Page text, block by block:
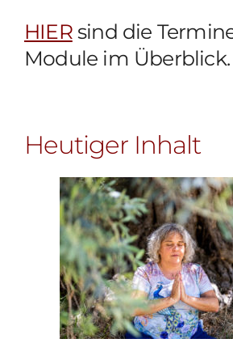
HIERsind die
Module im Überblick.
Heutiger Inhalt